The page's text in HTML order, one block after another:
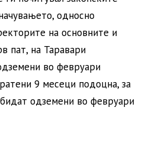
односно
на основните и
пат, на Таравари
во февруари
9 месеци подоцна, за
одземени во февруари